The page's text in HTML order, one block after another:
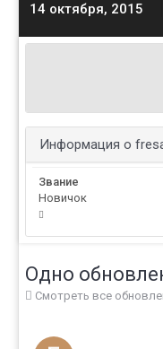
14 октября, 2015
Информация о
Звание
Новичок
Одно
Смотреть все